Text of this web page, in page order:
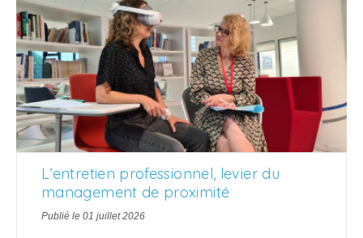
L’entretien professionnel, levier du
management de proximité
Publié le 01 juillet 2026